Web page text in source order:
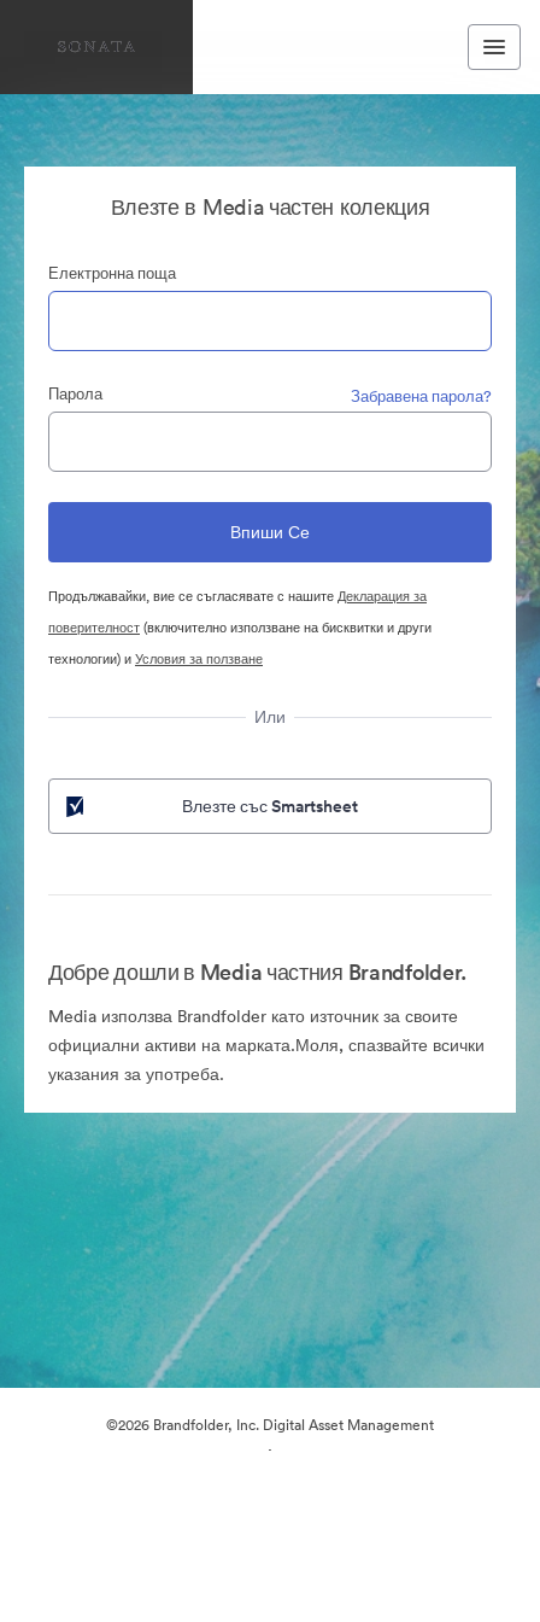
Влезте в Media частен колекция
Електронна поща
Парола Забравена парола?
Продължавайки, вие се съгласявате с нашитеДекларация за
поверителност(включително използване на бисквитки и други
технологии) иУсловия за ползване
Или
Влезте със Smartsheet
Добре дошли в Media частния Brandfolder.
Media използва Brandfolder като източник за своите
официални активи на марката.Моля, спазвайте всички
указания за употреба.
©2026 Brandfolder, Inc. Digital Asset Management
·